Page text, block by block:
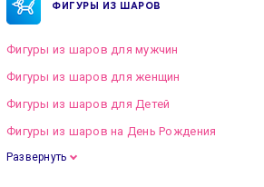
ФИГУРЫ ИЗ ШАРОВ
Фигуры из шаров для мужчин
Фигуры из шаров для женщин
Фигуры из шаров для Детей
Фигуры из шаров на День Рождения
Развернуть